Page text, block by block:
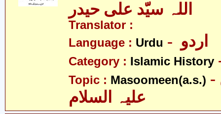
اللہ سیّد علی حیدر
Translator :
Language : Urdu
Category : Islamic History
Topic : Masoomeen(a.s.) - معصومین
علیہ السلام